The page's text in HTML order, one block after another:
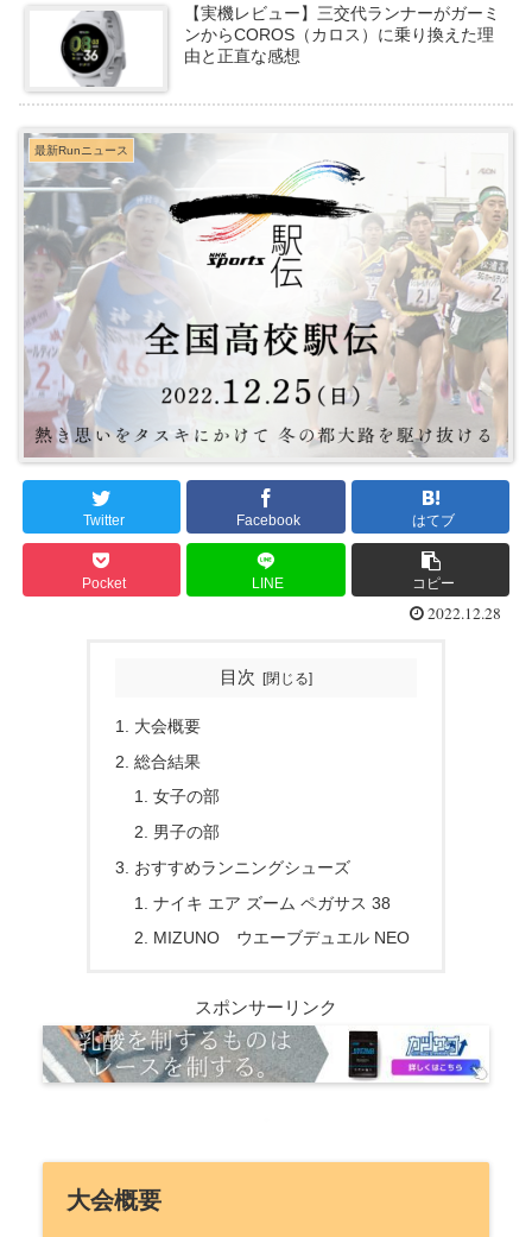
【実機レビュー】三交代ランナーがガーミ
ンからCOROS（カロス）に乗り換えた理
由と正直な感想
最新Runニュース
Twitter Facebook はてブ
Pocket LINE コピー
2022.12.28
目次
大会概要
総合結果
女子の部
男子の部
おすすめランニングシューズ
ナイキ エア ズーム ペガサス 38
MIZUNO ウエーブデュエル NEO
スポンサーリンク
大会概要